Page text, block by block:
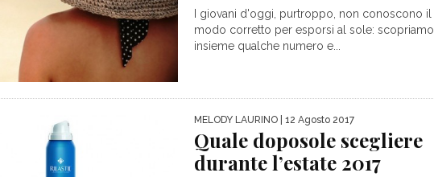
I giovani d'oggi, purtroppo, non conoscono il
modo corretto per esporsi al sole: scopriamo
insieme qualche numero e...
MELODY LAURINO | 12 Agosto 2017
Quale doposole scegliere
durante l’estate 2017